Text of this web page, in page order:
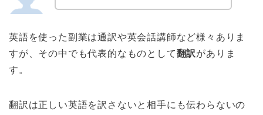
英語を使った副業は通訳や英会話講師など様々ありま
すが、その中でも代表的なものとして翻訳がありま
す。
翻訳は正しい英語を訳さないと相手にも伝わらないの